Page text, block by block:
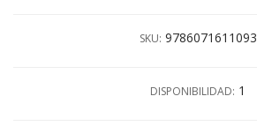
SKU: 9786071611093
DISPONIBILIDAD: 1